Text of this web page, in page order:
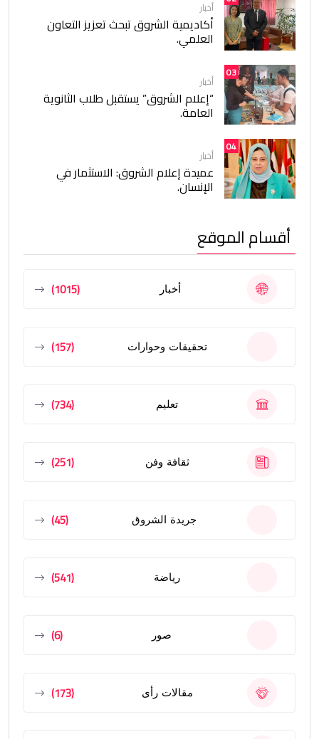
أخبار
أكاديمية الشروق تبحث تعزيز التعاون
العلمي.
03
أخبار
“إعلام الشروق” يستقبل طلاب الثانوية
العامة.
04
أخبار
عميدة إعلام الشروق: الاستثمار في
الإنسان.
أقسام الموقع
أخبار (1015)
تحقيقات وحوارات (157)
تعليم (734)
ثقافة وفن (251)
جريدة الشروق (45)
رياضة (541)
صور (6)
مقالات رأى (173)